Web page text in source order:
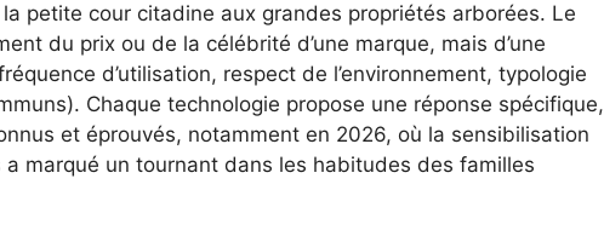
petite cour citadine aux grandes propriétés arborées. Le
du prix ou de la célébrité d’une marque, mais d’une
d’utilisation, respect de l’environnement, typologie
Chaque technologie propose une réponse spécifique,
et éprouvés, notamment en 2026, où la sensibilisation
marqué un tournant dans les habitudes des familles